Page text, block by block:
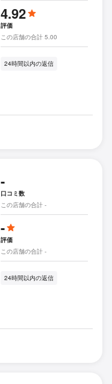
4.92
評価
この店舗の合計 5.00
24時間以内の返信
-
口コミ数
この店舗の合計 -
-
評価
この店舗の合計 -
24時間以内の返信